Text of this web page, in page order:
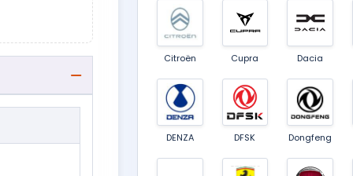
Citroën Cupra Dacia
DENZA DFSK Dongfeng